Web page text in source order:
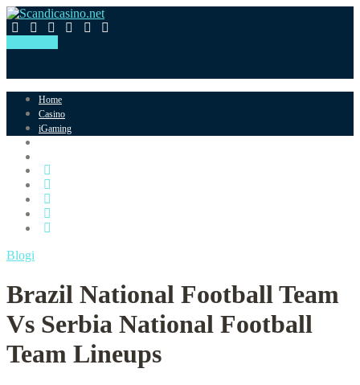
Home
Casino
iGaming
Blogi
Brazil National Football Team
Vs Serbia National Football
Team Lineups